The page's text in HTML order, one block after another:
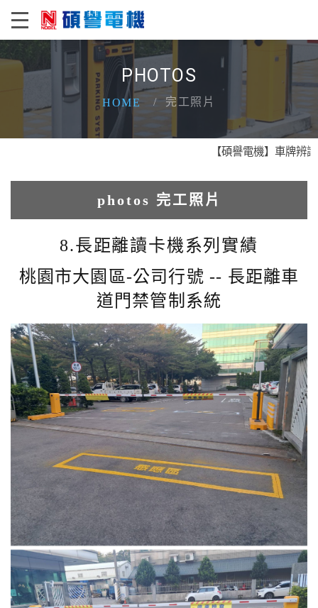
PHOTOS
HOME 完工照片
【碩譽電機】車牌辨識
photos 完工照片
1.人臉辨識系統實績
2.電動柵欄機系列實績
3.車牌辨識收費系統實績
4.車牌辨識收費系統-客製化實績
5.停車收費系統系列實績
6.停車收費系統-地閘式實績
7.人員管制機系列實績
8.長距離讀卡機系列實績
9.車位在席導引系列實績
10.反向尋車系統實績
11.周邊配備-紅綠燈實績
8.長距離讀卡機系列實績
桃園市大園區-公司行號 -- 長距離車
道門禁管制系統